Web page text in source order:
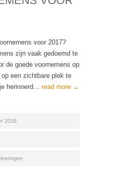
voor 2017?
zijn vaak gedoemd te
de goede voornemens op
een zichtbare plek te
herinnerd… read more →
2016